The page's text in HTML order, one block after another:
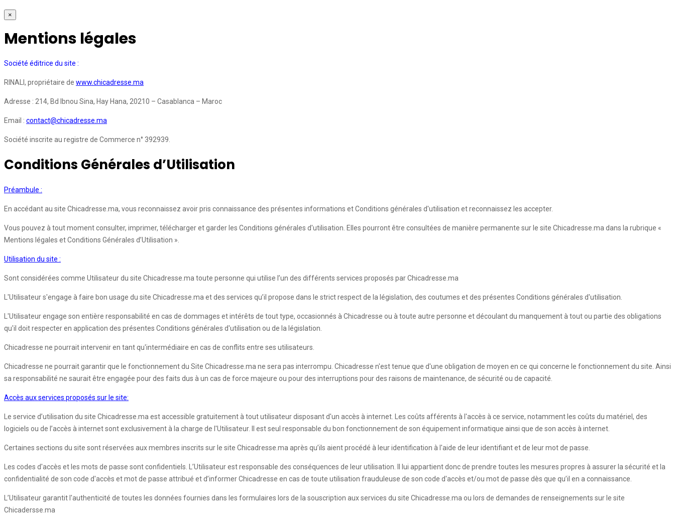
×
Mentions légales
Société éditrice du site :
RINALI, propriétaire de www.chicadresse.ma
Adresse : 214, Bd Ibnou Sina, Hay Hana, 20210 – Casablanca – Maroc
Email : contact@chicadresse.ma
Société inscrite au registre de Commerce n° 392939.
Conditions Générales d’Utilisation
Préambule :
En accédant au site Chicadresse.ma, vous reconnaissez avoir pris connaissance des présentes informations et Conditions générales d'utilisation et reconnaissez les accepter.
Vous pouvez à tout moment consulter, imprimer, télécharger et garder les Conditions générales d'utilisation. Elles pourront être consultées de manière permanente sur le site Chicadresse.ma dans la rubrique «
Mentions légales et Conditions Générales d’Utilisation ».
Utilisation du site :
Sont considérées comme Utilisateur du site Chicadresse.ma toute personne qui utilise l’un des différents services proposés par Chicadresse.ma
L'Utilisateur s'engage à faire bon usage du site Chicadresse.ma et des services qu’il propose dans le strict respect de la législation, des coutumes et des présentes Conditions générales d'utilisation.
L'Utilisateur engage son entière responsabilité en cas de dommages et intérêts de tout type, occasionnés à Chicadresse ou à toute autre personne et découlant du manquement à tout ou partie des obligations
qu'il doit respecter en application des présentes Conditions générales d'utilisation ou de la législation.
Chicadresse ne pourrait intervenir en tant qu'intermédiaire en cas de conflits entre ses utilisateurs.
Chicadresse ne pourrait garantir que le fonctionnement du Site Chicadresse.ma ne sera pas interrompu. Chicadresse n'est tenue que d'une obligation de moyen en ce qui concerne le fonctionnement du site. Ainsi
sa responsabilité ne saurait être engagée pour des faits dus à un cas de force majeure ou pour des interruptions pour des raisons de maintenance, de sécurité ou de capacité.
Accès aux services proposés sur le site:
Le service d’utilisation du site Chicadresse.ma est accessible gratuitement à tout utilisateur disposant d'un accès à internet. Les coûts afférents à l'accès à ce service, notamment les coûts du matériel, des
logiciels ou de l’accès à internet sont exclusivement à la charge de l'Utilisateur. Il est seul responsable du bon fonctionnement de son équipement informatique ainsi que de son accès à internet.
Certaines sections du site sont réservées aux membres inscrits sur le site Chicadresse.ma après qu’ils aient procédé à leur identification à l'aide de leur identifiant et de leur mot de passe.
Les codes d'accès et les mots de passe sont confidentiels. L’Utilisateur est responsable des conséquences de leur utilisation. Il lui appartient donc de prendre toutes les mesures propres à assurer la sécurité et la
confidentialité de son code d'accès et mot de passe attribué et d’informer Chicadresse en cas de toute utilisation frauduleuse de son code d'accès et/ou mot de passe dès que qu’il en a connaissance.
L’Utilisateur garantit l'authenticité de toutes les données fournies dans les formulaires lors de la souscription aux services du site Chicadresse.ma ou lors de demandes de renseignements sur le site
Chicadersse.ma